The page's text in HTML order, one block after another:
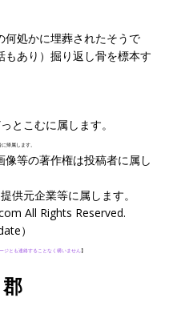
何処かに埋葬されたそうで
あり）掘り返し骨を標本す
とこむに属します。
帰属します。
等の著作権は投稿者に属し
供元企業等に属します。
All Rights Reserved.
）
ジとも連絡することなく構いません】